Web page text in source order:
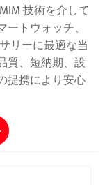
技術を介して
トウォッチ、
リーに最適な当
質、短納期、設
提携により安心